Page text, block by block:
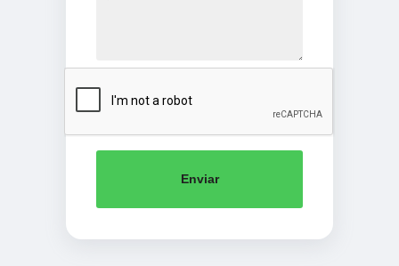
Enviar